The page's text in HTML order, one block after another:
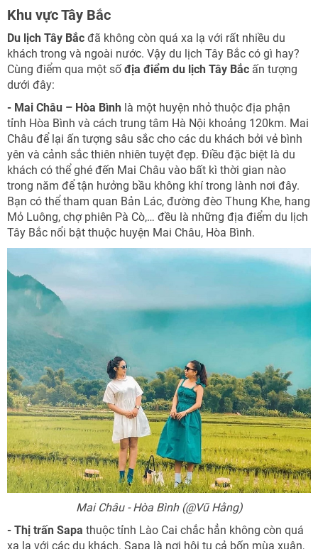
Khu vực Tây Bắc
Du lịch Tây Bắc đã không còn quá xa lạ với rất nhiều du
khách trong và ngoài nước. Vậy du lịch Tây Bắc có gì hay?
Cùng điểm qua một số địa điểm du lịch Tây Bắc ấn tượng
dưới đây:
- Mai Châu – Hòa Bình là một huyện nhỏ thuộc địa phận
tỉnh Hòa Bình và cách trung tâm Hà Nội khoảng 120km. Mai
Châu để lại ấn tượng sâu sắc cho các du khách bởi vẻ bình
yên và cảnh sắc thiên nhiên tuyệt đẹp. Điều đặc biệt là du
khách có thể ghé đến Mai Châu vào bất kì thời gian nào
trong năm để tận hưởng bầu không khí trong lành nơi đây.
Bạn có thể tham quan Bản Lác, đường đèo Thung Khe, hang
Mỏ Luông, chợ phiên Pà Cò,… đều là những địa điểm du lịch
Tây Bắc nổi bật thuộc huyện Mai Châu, Hòa Bình.
Mai Châu - Hòa Bình (@Vũ Hằng)
- Thị trấn Sapa thuộc tỉnh Lào Cai chắc hẳn không còn quá
xa lạ với các du khách. Sapa là nơi hội tụ cả bốn mùa xuân,